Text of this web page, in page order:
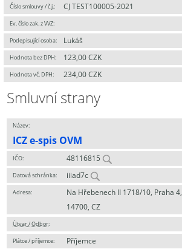
Číslo smlouvy / č.j.: CJ TEST100005-2021
Ev. číslo zak. z VVZ:
Podepisující osoba: Lukáš
Hodnota bez DPH: 123,00 CZK
Hodnota vč. DPH: 234,00 CZK
Smluvní strany
Název:
ICZ e-spis OVM
IČO: 48116815
Datová schránka: iiiad7c
Adresa:
Na Hřebenech II 1718/10, Praha 4,
14700, CZ
Útvar / Odbor:
Plátce / příjemce: Příjemce